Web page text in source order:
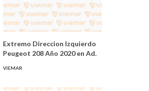
Extremo Direccion Izquierdo
Peugeot 208 Año 2020 en Ad.
VIEMAR